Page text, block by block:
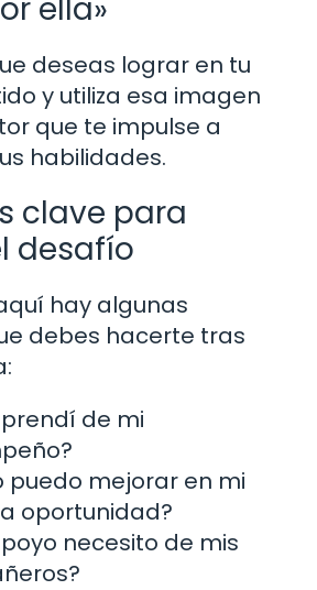
ella»
deseas lograr en tu
y utiliza esa imagen
que te impulse a
habilidades.
clave para
desafío
hay algunas
debes hacerte tras
de mi
puedo mejorar en mi
oportunidad?
necesito de mis